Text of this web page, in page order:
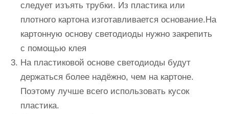
следует изъять трубки. Из пластика или
плотного картона изготавливается основание.На
картонную основу светодиоды нужно закрепить
с помощью клея
На пластиковой основе светодиоды будут
держаться более надёжно, чем на картоне.
Поэтому лучше всего использовать кусок
пластика.